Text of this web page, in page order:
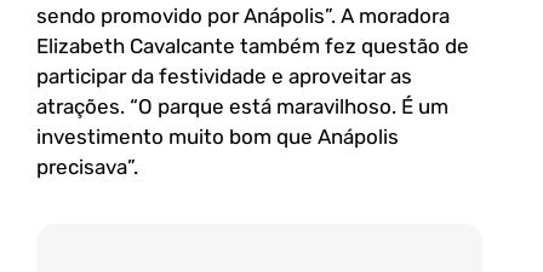
sendo promovido por Anápolis”. A moradora
Elizabeth Cavalcante também fez questão de
participar da festividade e aproveitar as
atrações. “O parque está maravilhoso. É um
investimento muito bom que Anápolis
precisava”.